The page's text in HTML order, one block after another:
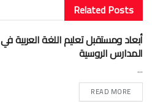
RelatedPosts
أبعاد ومستقبل تعليم اللغة العربية في
المدارس الروسية
...
READ MORE